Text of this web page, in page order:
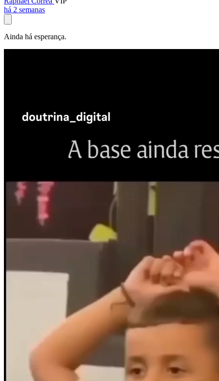
há 2 semanas
Ainda há esperança.